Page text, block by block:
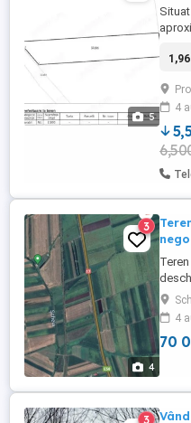
5
se
DJ
4
4
3
4
70
3